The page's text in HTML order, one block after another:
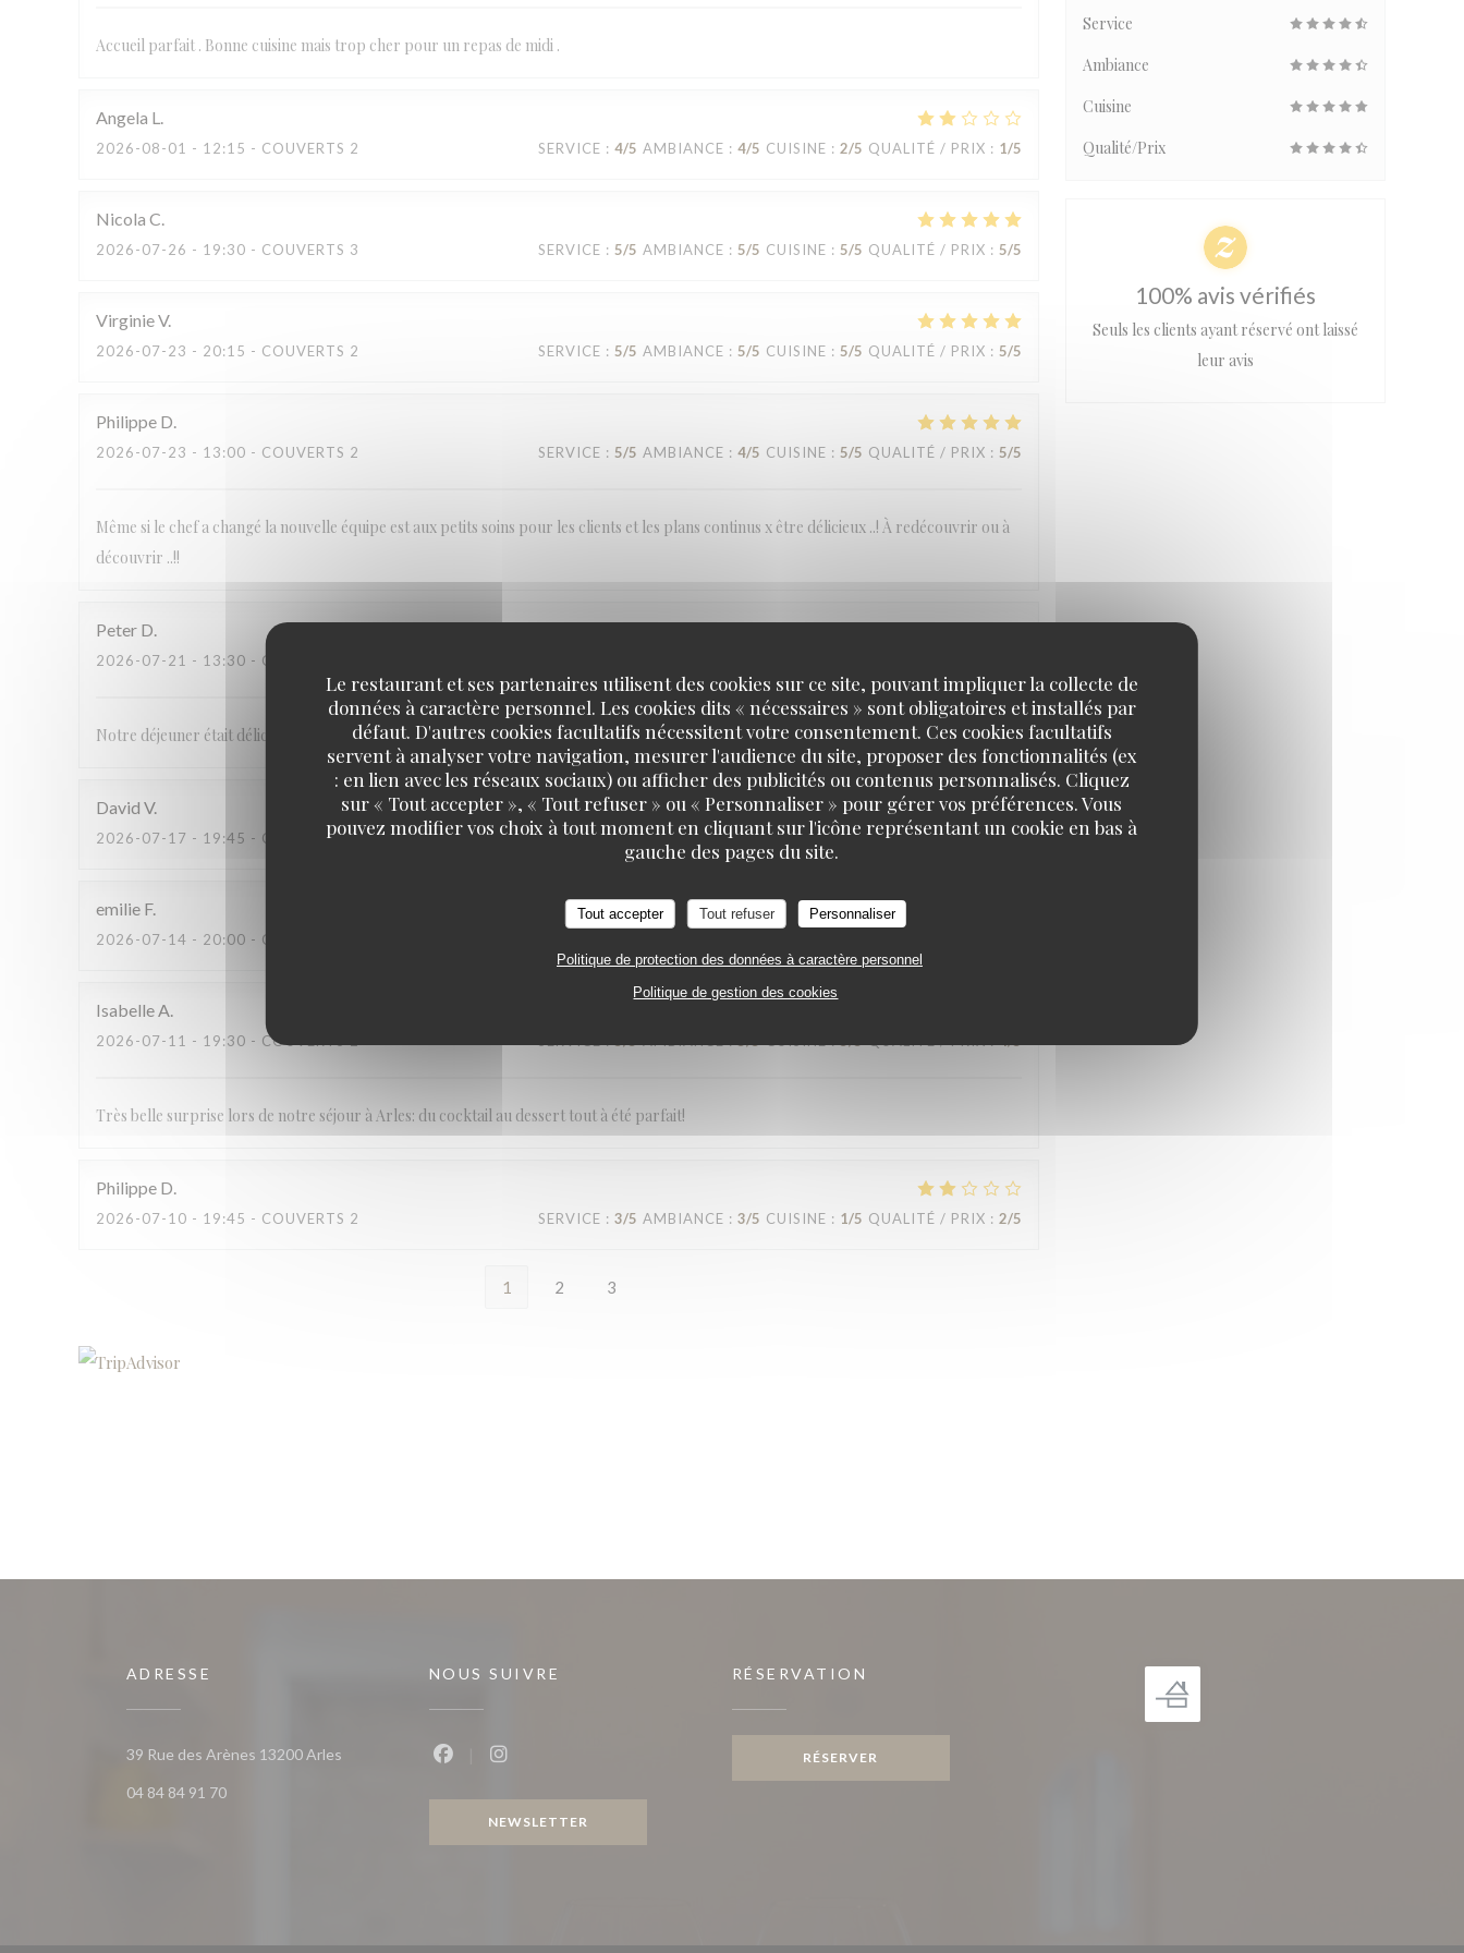
Le restaurant et ses partenaires utilisent des cookies sur ce site, pouvant impliquer la collecte de
données à caractère personnel. Les cookies dits « nécessaires » sont obligatoires et installés par
défaut. D'autres cookies facultatifs nécessitent votre consentement. Ces cookies facultatifs
servent à analyser votre navigation, mesurer l'audience du site, proposer des fonctionnalités (ex
: en lien avec les réseaux sociaux) ou afficher des publicités ou contenus personnalisés. Cliquez
sur « Tout accepter », « Tout refuser » ou « Personnaliser » pour gérer vos préférences. Vous
pouvez modifier vos choix à tout moment en cliquant sur l'icône représentant un cookie en bas à
gauche des pages du site.
Tout accepter Tout refuser Personnaliser
Politique de protection des données à caractère personnel
Politique de gestion des cookies
Accueil parfait . Bonne cuisine mais trop cher pour un repas de midi .
Angela L
2026-08-01 - 12:15 - COUVERTS 2 SERVICE : 4/5 AMBIANCE : 4/5 CUISINE : 2/5 QUALITÉ / PRIX : 1/5
Nicola C
2026-07-26 - 19:30 - COUVERTS 3 SERVICE : 5/5 AMBIANCE : 5/5 CUISINE : 5/5 QUALITÉ / PRIX : 5/5
VirginieV
2026-07-23 - 20:15 - COUVERTS 2 SERVICE : 5/5 AMBIANCE : 5/5 CUISINE : 5/5 QUALITÉ / PRIX : 5/5
Philippe D
2026-07-23 - 13:00 - COUVERTS 2 SERVICE : 5/5 AMBIANCE : 4/5 CUISINE : 5/5 QUALITÉ / PRIX : 5/5
Même si le chef a changé la nouvelle équipe est aux petits soins pour les clients et les plans continus x être délicieux ..! À redécouvrir ou à
découvrir ..!!
Peter D
2026-07-21 - 13:30 - COUVERTS 2
Notre déjeuner était délicieux. Ça nous étonne que il n’y a pas plus du monde!
David V
2026-07-17 - 19:45 - COUVERTS 4 SERVICE : 5/5 AMBIANCE: 5/5 CUISINE: 5/5 QUALITÉ / PRIX : 5 /5
emilie F
2026-07-14 - 20:00 - COUVERTS 4
IsabelleA
2026-07-11 - 19:30 - COUVERTS 2
Très belle surprise lors de notre séjour à Arles: du cocktail au dessert tout à été parfait!
Philippe D
2026-07-10 - 19:45 - COUVERTS 2 SERVICE : 3/5 AMBIANCE : 3/5 CUISINE : 1/5 QUALITÉ / PRIX : 2/5
1 2 3
Service
Ambiance
Cuisine
Qualité/Prix
100% avis vérifiés
Seuls les clients ayant réservé ont laissé
leur avis
ADRESSE
39 Rue des Arènes 13200 Arles((ouvre une nouvelle fenêtre))
04 84 84 91 70
NOUS SUIVRE
NEWSLETTER
RÉSERVATION
RÉSERVER